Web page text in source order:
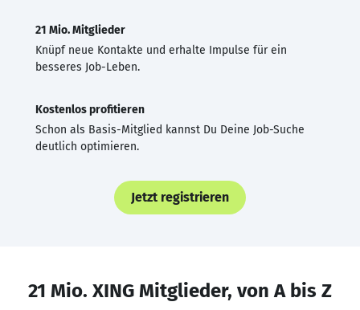
21 Mio. Mitglieder
Knüpf neue Kontakte und erhalte Impulse für ein
besseres Job-Leben.
Kostenlos profitieren
Schon als Basis-Mitglied kannst Du Deine Job-Suche
deutlich optimieren.
Jetzt registrieren
21 Mio. XING Mitglieder, von A bis Z